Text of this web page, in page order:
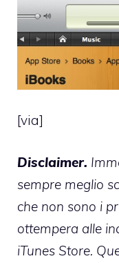
[via]
Disclaimer.
sempre meglio
che non sono i
ottempera alle
iTunes Store.